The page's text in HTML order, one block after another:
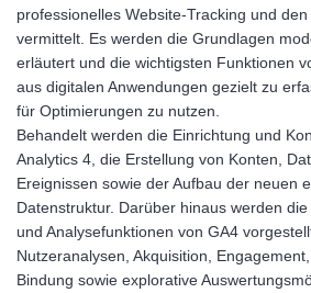
professionelles Website-Tracking und
vermittelt. Es werden die Grundlagen
erläutert und die wichtigsten Funktionen
aus digitalen Anwendungen gezielt zu
für Optimierungen zu nutzen.
Behandelt werden die Einrichtung und
Analytics 4, die Erstellung von Konten,
Ereignissen sowie der Aufbau der neuen
Datenstruktur. Darüber hinaus werden
und Analysefunktionen von GA4
Nutzeranalysen, Akquisition,
Bindung sowie explorative